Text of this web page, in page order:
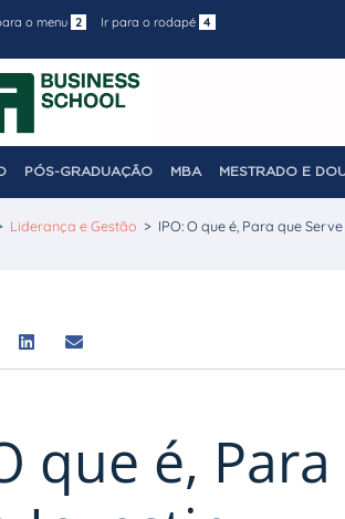
o menu 2 Ir para o rodapé 4
PÓS-GRADUAÇÃO MBA MESTRADO E
Liderança e Gestão > IPO: O que é, Para que
que é,